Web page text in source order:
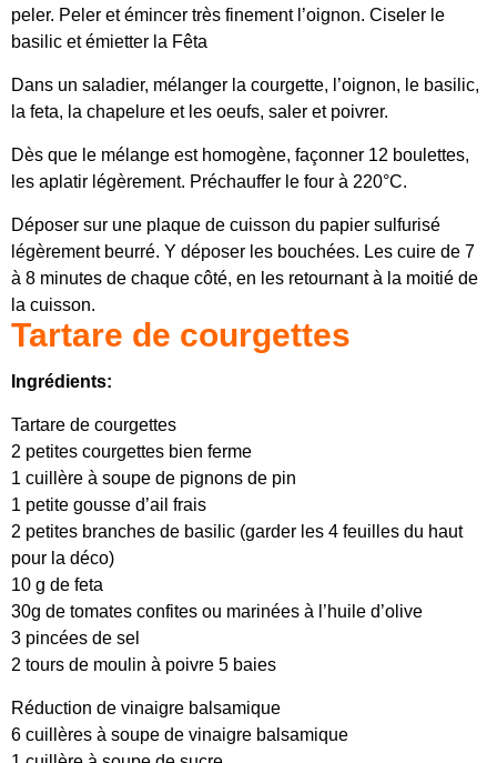
peler. Peler et émincer très finement l’oignon. Ciseler le
basilic et émietter la Fêta
Dans un saladier, mélanger la courgette, l’oignon, le basilic,
la feta, la chapelure et les oeufs, saler et poivrer.
Dès que le mélange est homogène, façonner 12 boulettes,
les aplatir légèrement. Préchauffer le four à 220°C.
Déposer sur une plaque de cuisson du papier sulfurisé
légèrement beurré. Y déposer les bouchées. Les cuire de 7
à 8 minutes de chaque côté, en les retournant à la moitié de
la cuisson.
Tartare de courgettes
Ingrédients:
Tartare de courgettes
2 petites courgettes bien ferme
1 cuillère à soupe de pignons de pin
1 petite gousse d’ail frais
2 petites branches de basilic (garder les 4 feuilles du haut
pour la déco)
10 g de feta
30g de tomates confites ou marinées à l’huile d’olive
3 pincées de sel
2 tours de moulin à poivre 5 baies
Réduction de vinaigre balsamique
6 cuillères à soupe de vinaigre balsamique